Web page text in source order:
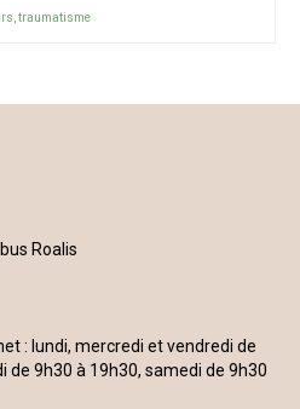
traumatisme
Roalis
: lundi, mercredi et vendredi de
de 9h30 à 19h30, samedi de 9h30